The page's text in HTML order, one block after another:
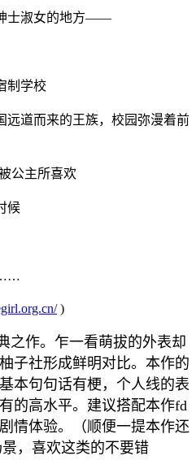
士淑女的地方——
制学校
远道而来的王族，校园弥漫着前
公主所喜欢
候
……
)
之作。乍一看萌拔的外表却
子社形成鲜明对比。本作的
本句句话有梗，个人线的表
的高水平。建议搭配本作fd
情体验。（顺便一提本作还
，喜欢这类的不要错